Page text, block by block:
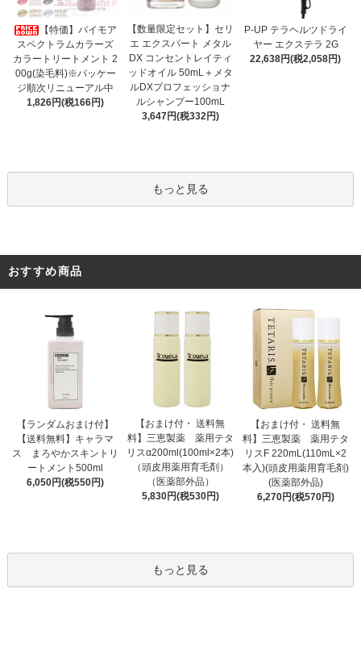
【特価】パイモア
スペクトラムカラーズ
カラートリートメント 2
00g(染毛料)※パッケー
ジ順次リニューアル中
1,826円(税166円)
【数量限定セット】セリ
エ エクスパート メタル
DX コンセントレイティ
ッドオイル 50mL＋メタ
ルDXプロフェッショナ
ルシャンプー100mL
3,647円(税332円)
P-UP テラヘルツドライ
ヤー エクステラ 2G
22,638円(税2,058円)
もっと見る
おすすめ商品
【ランダムおまけ付】
【送料無料】キャラマ
ス まろやかスキントリ
ートメント500ml
6,050円(税550円)
【おまけ付・ 送料無
料】三恵製薬 薬用テタ
リスα200ml(100ml×2本)
（頭皮用薬用育毛剤）
（医薬部外品）
5,830円(税530円)
【おまけ付・ 送料無
料】三恵製薬 薬用テタ
リスF 220mL(110mL×2
本入)(頭皮用薬用育毛剤)
(医薬部外品)
6,270円(税570円)
もっと見る